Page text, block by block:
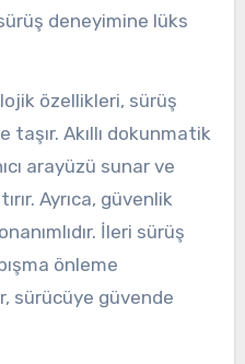
deneyimine lüks
özellikleri, sürüş
taşır. Akıllı dokunmatik
arayüzü sunar ve
Ayrıca, güvenlik
İleri sürüş
önleme
sürücüye güvende